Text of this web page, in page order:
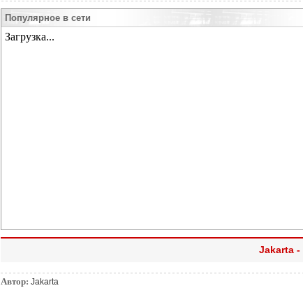
Популярное в сети
Jakarta -
Автор: Jakarta